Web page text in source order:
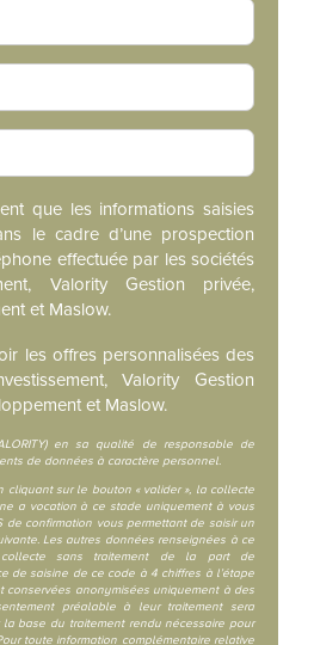
que les informations saisies
le cadre d’une prospection
effectuée par les sociétés
Valority Gestion privée,
et Maslow.
les offres personnalisées des
Valority Gestion
et Maslow.
en sa qualité de responsable de
de données à caractère personnel.
cliquant sur le bouton « valider », la collecte
a vocation à ce stade uniquement à vous
de confirmation vous permettant de saisir un
Les autres données renseignées à ce
sans traitement de la part de
de saisine de ce code à 4 chiffres à l’étape
conservées anonymisées uniquement à des
préalable à leur traitement sera
la base du traitement rendu nécessaire pour
toute information complémentaire relative